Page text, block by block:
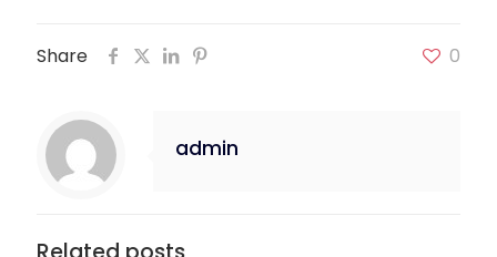
Share 0
admin